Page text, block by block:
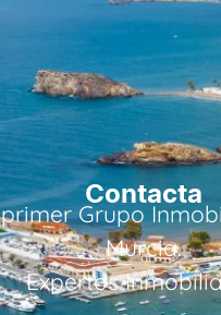
Contacta
Grupo
Murcia.
Expertos